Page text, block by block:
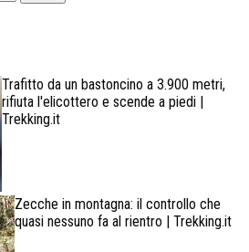
Trafitto da un bastoncino a 3.900 metri,
rifiuta l'elicottero e scende a piedi |
Trekking.it
Zecche in montagna: il controllo che
quasi nessuno fa al rientro | Trekking.it